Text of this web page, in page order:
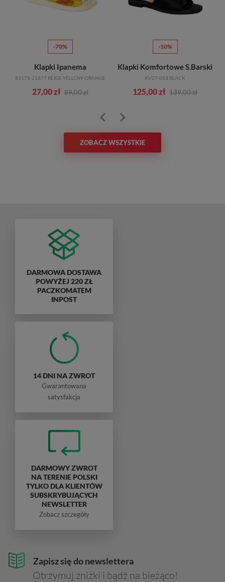
-70%
Klapki Ipanema
83178-21877 BEIGE-YELLOW-ORANGE
27,00 zł 89,00 zł
-10%
Klapki Komfortowe S.Barski
KV27-063 BLACK
125,00 zł 139,00 zł
ZOBACZ WSZYSTKIE
Zapisz się do newslettera
Otrzymuj zniżki i bądź na bieżąco!
DARMOWA DOSTAWA
POWYŻEJ 220 ZŁ
PACZKOMATEM
INPOST
14 DNI NA ZWROT
Gwarantowana
satysfakcja
DARMOWY ZWROT
NA TERENIE POLSKI
TYLKO DLA KLIENTÓW
SUBSKRYBUJĄCYCH
NEWSLETTER
Zobacz szczegóły